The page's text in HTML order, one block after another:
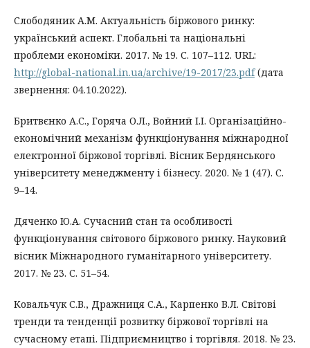
Слободяник А.М. Актуальність біржового ринку:
український аспект. Глобальні та національні
проблеми економіки. 2017. № 19. С. 107–112. URL:
http://global-national.in.ua/archive/19-2017/23.pdf(дата
звернення: 04.10.2022).
Бритвєнко А.С., Горяча О.Л., Войний І.І. Організаційно-
економічний механізм функціонування міжнародної
електронної біржової торгівлі. Вісник Бердянського
університету менеджменту і бізнесу. 2020. № 1 (47). С.
9–14.
Дяченко Ю.А. Сучасний стан та особливості
функціонування світового біржового ринку. Науковий
вісник Міжнародного гуманітарного університету.
2017. № 23. С. 51–54.
Ковальчук С.В., Дражниця С.А., Карпенко В.Л. Світові
тренди та тенденції розвитку біржової торгівлі на
сучасному етапі. Підприємництво і торгівля. 2018. № 23.